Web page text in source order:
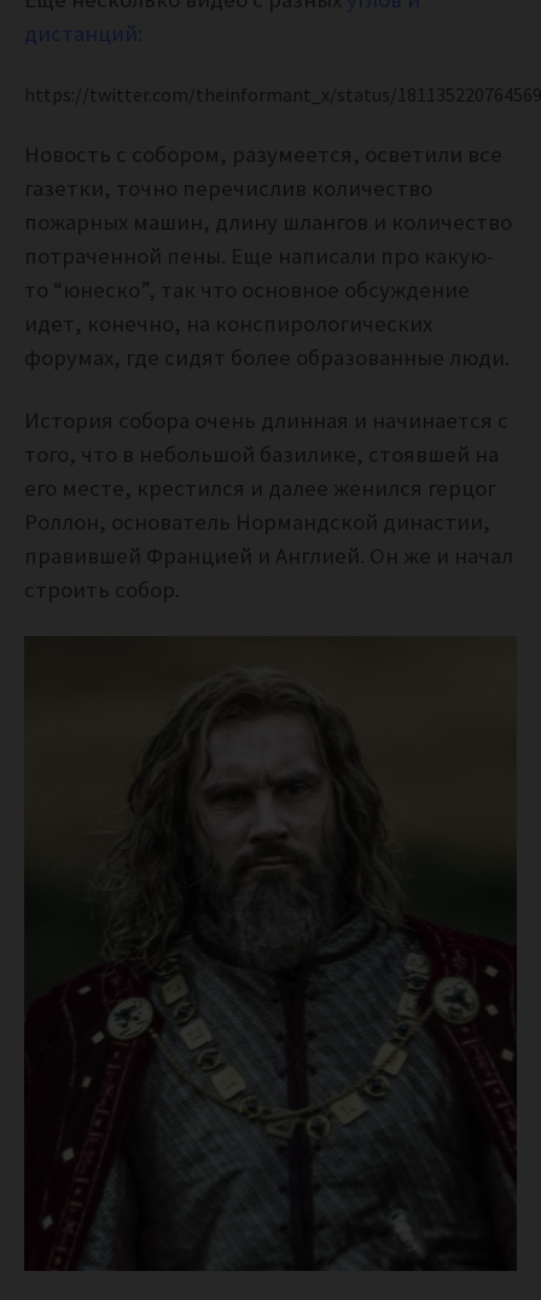
дистанций:
https://twitter.com/theinformant_x/status/
Новость с собором, разумеется, осветили все
газетки, точно перечислив количество
пожарных машин, длину шлангов и количество
потраченной пены. Еще написали про какую-
то “юнеско”, так что основное обсуждение
идет, конечно, на конспирологических
форумах, где сидят более образованные люди.
История собора очень длинная и начинается с
того, что в небольшой базилике, стоявшей на
его месте, крестился и далее женился герцог
Роллон, основатель Нормандской династии,
правившей Францией и Англией. Он же и начал
строить собор.